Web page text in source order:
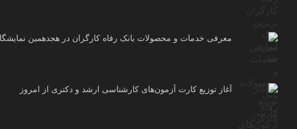
معرفی خدمات و محصولات بانک رفاه کارگران در هجدهمین
آغاز توزیع کارت آزمون‌های کارشناسی ارشد و دکتری از امروز